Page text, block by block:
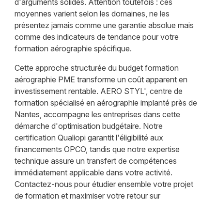
d'arguments solides. Attention toutefois : ces
moyennes varient selon les domaines, ne les
présentez jamais comme une garantie absolue mais
comme des indicateurs de tendance pour votre
formation aérographie spécifique.
Cette approche structurée du budget formation
aérographie PME transforme un coût apparent en
investissement rentable. AERO STYL', centre de
formation spécialisé en aérographie implanté près de
Nantes, accompagne les entreprises dans cette
démarche d'optimisation budgétaire. Notre
certification Qualiopi garantit l'éligibilité aux
financements OPCO, tandis que notre expertise
technique assure un transfert de compétences
immédiatement applicable dans votre activité.
Contactez-nous pour étudier ensemble votre projet
de formation et maximiser votre retour sur